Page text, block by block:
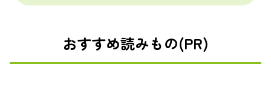
おすすめ読みもの(PR)